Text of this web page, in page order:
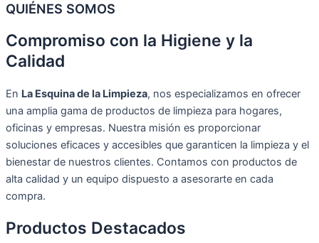
QUIÉNES SOMOS
Compromiso con la Higiene y la
Calidad
En La Esquina de la Limpieza, nos especializamos en ofrecer
una amplia gama de productos de limpieza para hogares,
oficinas y empresas. Nuestra misión es proporcionar
soluciones eficaces y accesibles que garanticen la limpieza y el
bienestar de nuestros clientes. Contamos con productos de
alta calidad y un equipo dispuesto a asesorarte en cada
compra.
Productos Destacados